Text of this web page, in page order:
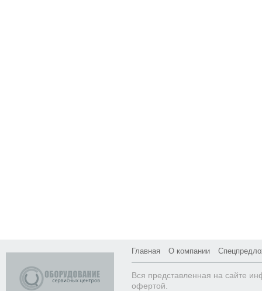
Главная О компании
Вся представленная на сайте
офертой.